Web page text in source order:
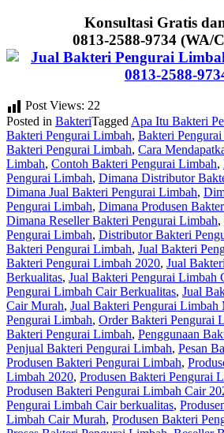
Konsultasi Gratis
0813-2588-9734 (WA/
Post Views: 22
Posted in BakteriTagged Apa Itu Bakteri
Bakteri Pengurai Limbah, Bakteri
Bakteri Pengurai Limbah, Cara
Limbah, Contoh Bakteri Pengurai Limbah,
Pengurai Limbah, Dimana Distributor
Dimana Jual Bakteri Pengurai Limbah,
Pengurai Limbah, Dimana Produsen
Dimana Reseller Bakteri Pengurai Limbah,
Pengurai Limbah, Distributor Bakteri
Bakteri Pengurai Limbah, Jual Bakteri
Bakteri Pengurai Limbah 2020, Jual
Berkualitas, Jual Bakteri Pengurai Limbah
Pengurai Limbah Cair Berkualitas, Jual
Cair Murah, Jual Bakteri Pengurai Limbah
Pengurai Limbah, Order Bakteri Pengurai
Bakteri Pengurai Limbah, Penggunaan
Penjual Bakteri Pengurai Limbah, Pesan
Produsen Bakteri Pengurai Limbah,
Limbah 2020, Produsen Bakteri Pengurai
Produsen Bakteri Pengurai Limbah Cair
Pengurai Limbah Cair berkualitas,
Limbah Cair Murah, Produsen Bakteri